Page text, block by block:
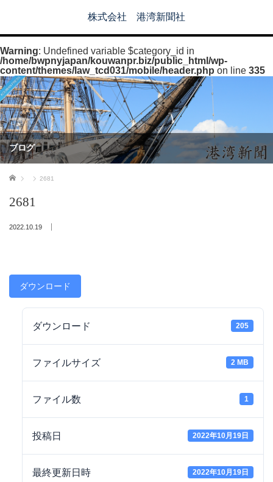
株式会社 港湾新聞社
Warning: Undefined variable $category_id in
/home/bwpnyjapan/kouwanpr.biz/public_html/wp-
content/themes/law_tcd031/mobile/header.php on line 335
ブログ
ホーム 2681
2681
2022.10.19
ダウンロード
ダウンロード 205
ファイルサイズ 2 MB
ファイル数 1
投稿日 2022年10月19日
最終更新日時 2022年10月19日